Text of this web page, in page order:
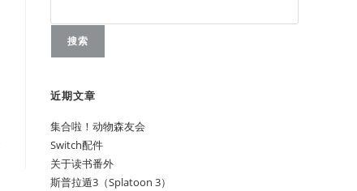
搜索
近期文章
集合啦！动物森友会
Switch配件
关于读书番外
斯普拉遁3（Splatoon 3）